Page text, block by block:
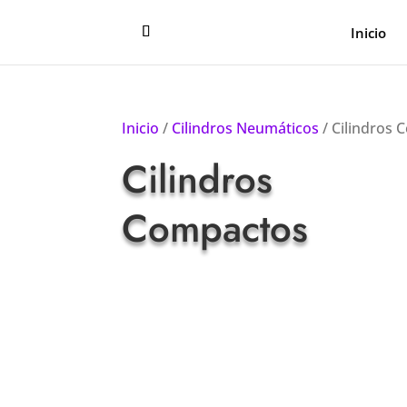
Inicio
Inicio / Cilindros Neumáticos / Cilindros
Cilindros
Compactos